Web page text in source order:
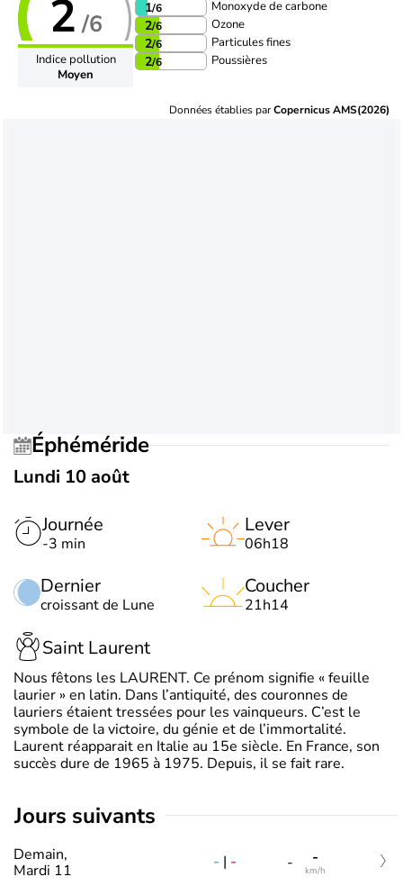
2 /6
Indice pollution
Moyen
1/6 Monoxyde de carbone
2/6 Ozone
2/6 Particules fines
2/6 Poussières
Données établies parCopernicus AMS(2026)
Éphéméride
Lundi 10 août
Journée
-3 min
Dernier
croissant de Lune
Lever
06h18
Coucher
21h14
Saint Laurent
Nous fêtons les LAURENT. Ce prénom signifie « feuille
laurier » en latin. Dans l’antiquité, des couronnes de
lauriers étaient tressées pour les vainqueurs. C’est le
symbole de la victoire, du génie et de l’immortalité.
Laurent réapparait en Italie au 15e siècle. En France, son
succès dure de 1965 à 1975. Depuis, il se fait rare.
jours suivants
Demain,
Mardi 11
- | - - -
km/h